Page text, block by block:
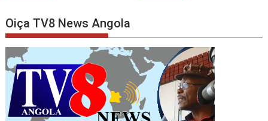
Oiça TV8 News Angola